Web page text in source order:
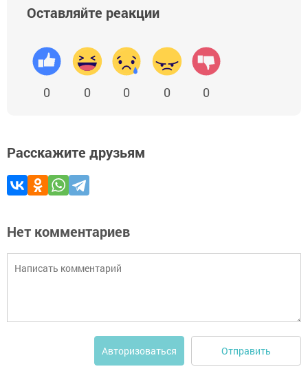
Оставляйте реакции
0 0 0 0 0
Расскажите друзьям
Нет комментариев
Авторизоваться Отправить